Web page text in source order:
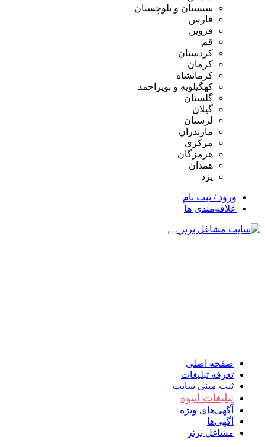
سیستان و بلوچستان
فارس
قزوین
قم
کردستان
کرمان
کرمانشاه
کهگیلویه و بویراحمد
گلستان
گیلان
لرستان
مازندران
مرکزی
هرمزگان
همدان
یزد
ورود / ثبت نام
علاقه‌مندی ها
صفحه اصلی
تعرفه تبلیغات
ثبت مینی سایت
تبلیغات انبوه
آگهی‌های ویژه
آگهی‌ها
مشاغل برتر